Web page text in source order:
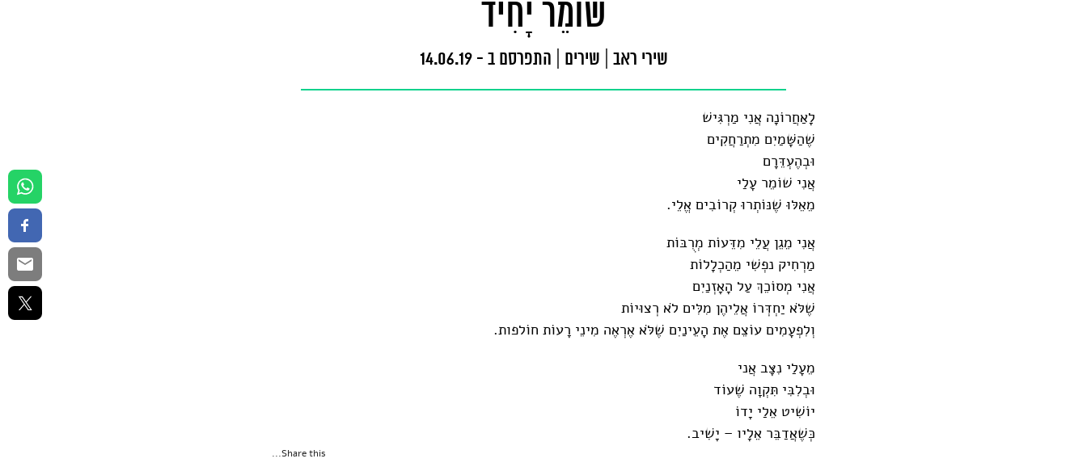
שׁוֹמֵר יָחִיד
שירי ראב שירים התפרסם ב - 14.06.19
לָאַחֲרוֹנָה אֲנִי מַרְגִּישׁ
שֶׁהַשָּׁמַיִם מִתְרַחֲקִים
וּבְהֶעְדֵּרָם
אֲנִי שׁוֹמֵר עָלַי
מֵאֵלּוּ שֶׁנּוֹתְרוּ קְרוֹבִים אֱלֵי.
אֲנִי מֵגֵן עֲלֵי מִדֵּעוֹת מְרֻבּוֹת
מַרְחִיק נפְשִׁי מֵהַכְלָלוֹת
אֲנִי מְסוֹכֵךְ עַל הָאָזְנַיִם
שֶׁלֹּא יַחְדְּרוֹ אֲלֵיהֶן מִלִּים לֹא רְצוּיוֹת
וְלִפְעָמִים עוֹצֵם אֶת הָעֵינַיִם שֶׁלֹּא אֶרְאֶה מִינֵי רָעוֹת חוֹלפות.
מֵעָלַי נִצָּב אֲני
וּבְלִבִּי תִּקְוָה שֶׁעוֹד
יוֹשִׁיט אֵלַי יָדוֹ
כְּשֶׁאֲדַבֵּר אֵלָיו – יָשִׁיב.
Share this...